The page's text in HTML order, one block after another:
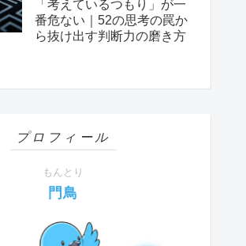
「考えているつもり」が一
番危ない｜52の思考の罠か
ら抜け出す判断力の磨き方
プロフィール
もんとり
門鳥